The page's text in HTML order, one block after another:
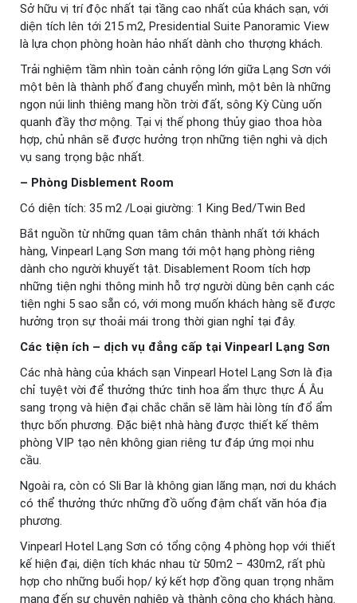
Sở hữu vị trí độc nhất tại tầng cao nhất của khách sạn, với
diện tích lên tới 215 m2, Presidential Suite Panoramic View
là lựa chọn phòng hoàn hảo nhất dành cho thượng khách.
Trải nghiệm tầm nhìn toàn cảnh rộng lớn giữa Lạng Sơn với
một bên là thành phố đang chuyển mình, một bên là những
ngọn núi linh thiêng mang hồn trời đất, sông Kỳ Cùng uốn
quanh đầy thơ mộng. Tại vị thế phong thủy giao thoa hòa
hợp, chủ nhân sẽ được hưởng trọn những tiện nghi và dịch
vụ sang trọng bậc nhất.
– Phòng Disblement Room
Có diện tích: 35 m2 /Loại giường: 1 King Bed/Twin Bed
Bắt nguồn từ những quan tâm chân thành nhất tới khách
hàng, Vinpearl Lạng Sơn mang tới một hạng phòng riêng
dành cho người khuyết tật. Disablement Room tích hợp
những tiện nghi thông minh hỗ trợ người dùng bên cạnh các
tiện nghi 5 sao sẵn có, với mong muốn khách hàng sẽ được
hưởng trọn sự thoải mái trong thời gian nghỉ tại đây.
Các tiện ích – dịch vụ đẳng cấp tại Vinpearl Lạng Sơn
Các nhà hàng của khách sạn Vinpearl Hotel Lạng Sơn là địa
chỉ tuyệt vời để thưởng thức tinh hoa ẩm thực thực Á Âu
sang trọng và hiện đại chắc chắn sẽ làm hài lòng tín đổ ẩm
thực bốn phương. Đặc biệt nhà hàng được thiết kế thêm
phòng VIP tạo nên không gian riêng tư đáp ứng mọi nhu
cầu.
Ngoài ra, còn có Sli Bar là không gian lãng mạn, nơi du khách
có thể thưởng thức những đồ uống đậm chất văn hóa địa
phương.
Vinpearl Hotel Lạng Sơn có tổng cộng 4 phòng họp với thiết
kế hiện đại, diện tích khác nhau từ 50m2 – 430m2, rất phù
hợp cho những buổi họp/ ký kết hợp đồng quan trọng nhằm
mang đến sự chuyên nghiệp và thành công cho khách hàng.